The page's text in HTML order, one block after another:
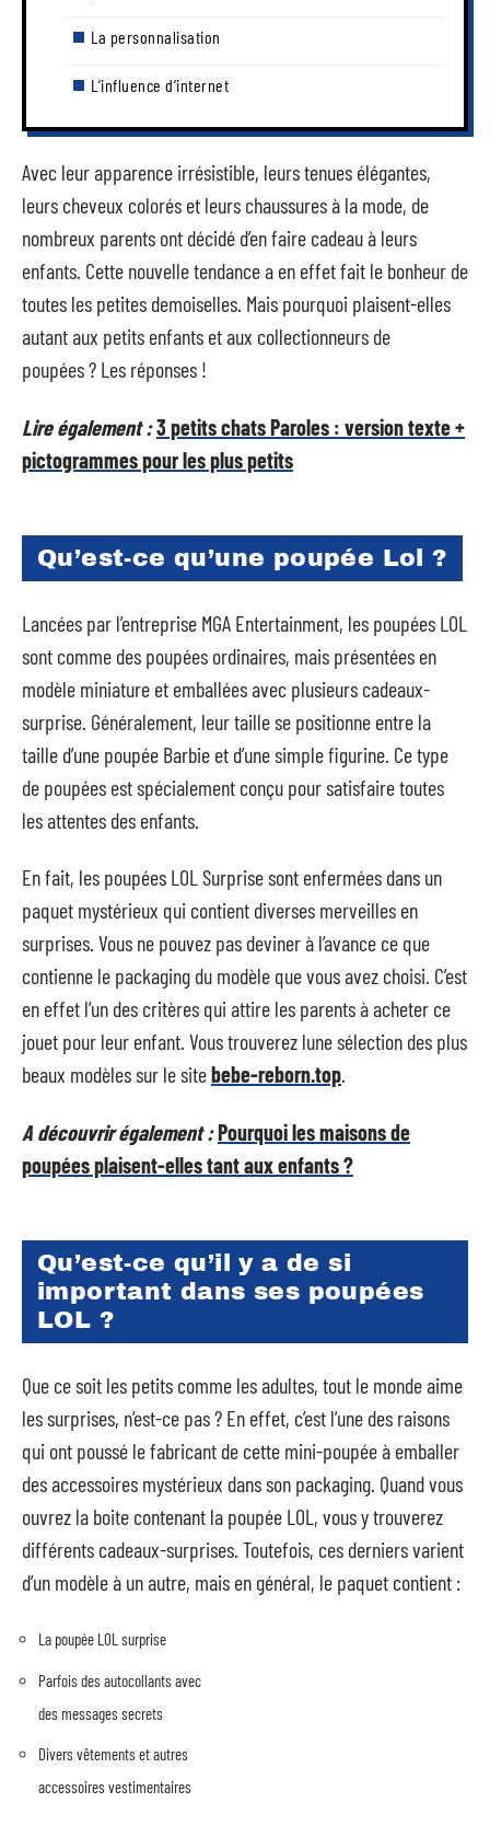
La personnalisation
L’influence d’internet
Avec leur apparence irrésistible, leurs tenues élégantes,
leurs cheveux colorés et leurs chaussures à la mode, de
nombreux parents ont décidé d’en faire cadeau à leurs
enfants. Cette nouvelle tendance a en effet fait le bonheur de
toutes les petites demoiselles. Mais pourquoi plaisent-elles
autant aux petits enfants et aux collectionneurs de
poupées ? Les réponses !
Lire également :3 petits chats Paroles : version texte +
pictogrammes pour les plus petits
Qu’est-ce qu’une poupée Lol ?
Lancées par l’entreprise MGA Entertainment, les poupées LOL
sont comme des poupées ordinaires, mais présentées en
modèle miniature et emballées avec plusieurs cadeaux-
surprise. Généralement, leur taille se positionne entre la
taille d’une poupée Barbie et d’une simple figurine. Ce type
de poupées est spécialement conçu pour satisfaire toutes
les attentes des enfants.
En fait, les poupées LOL Surprise sont enfermées dans un
paquet mystérieux qui contient diverses merveilles en
surprises. Vous ne pouvez pas deviner à l’avance ce que
contienne le packaging du modèle que vous avez choisi. C’est
en effet l’un des critères qui attire les parents à acheter ce
jouet pour leur enfant. Vous trouverez lune sélection des plus
beaux modèles sur le sitebebe-reborn.top.
A découvrir également :Pourquoi les maisons de
poupées plaisent-elles tant aux enfants ?
Qu’est-ce qu’il y a de si
important dans ses poupées
LOL ?
Que ce soit les petits comme les adultes, tout le monde aime
les surprises, n’est-ce pas ? En effet, c’est l’une des raisons
qui ont poussé le fabricant de cette mini-poupée à emballer
des accessoires mystérieux dans son packaging. Quand vous
ouvrez la boite contenant la poupée LOL, vous y trouverez
différents cadeaux-surprises. Toutefois, ces derniers varient
d’un modèle à un autre, mais en général, le paquet contient :
La poupée LOL surprise
Parfois des autocollants avec
des messages secrets
Divers vêtements et autres
accessoires vestimentaires